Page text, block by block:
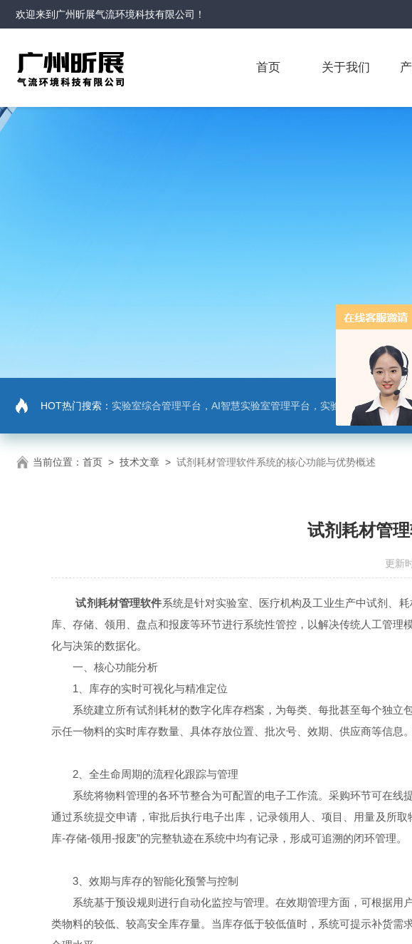
欢迎来到 广州昕展气流环境科技有限公司 ！
首页 关于我们
HOT热门搜索： 实验室综合管理平台，AI智慧实验室管理平台，实验室安全管理平台
当前位置： 首页 > 技术文章 > 试剂耗材管理软件系统的核心功能与优势概述
试剂耗材管
更新
试剂耗材管理软件系统是针对实验室、医疗机构及工业生产中试剂、
库、存储、领用、盘点和报废等环节进行系统性管控，以解决传统人工管
化与决策的数据化。
一、核心功能分析
1、库存的实时可视化与精准定位
系统建立所有试剂耗材的数字化库存档案，为每类、每批甚至每个独立
示任一物料的实时库存数量、具体存放位置、批次号、效期、供应商等信息
2、全生命周期的流程化跟踪与管理
系统将物料管理的各环节整合为可配置的电子工作流。采购环节可在线
通过系统提交申请，审批后执行电子出库，记录领用人、项目、用量及所
库-存储-领用-报废”的完整轨迹在系统中均有记录，形成可追溯的闭环管理。
3、效期与库存的智能化预警与控制
系统基于预设规则进行自动化监控与管理。在效期管理方面，可根据用
类物料的较低、较高安全库存量。当库存低于较低值时，系统可提示补货